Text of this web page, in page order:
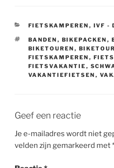
CATEGORIEËN
FIETSKAMPEREN , IVF -
TAGS
BANDEN , BIKEPACKEN ,
BIKETOUREN ,
FIETSKAMPEREN ,
FIETSVAKANTIE ,
VAKANTIEFIETSEN ,
Geef een reactie
Je e-mailadres wordt niet
velden zijn gemarkeerd met